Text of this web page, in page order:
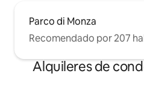
Parco di Monza
Recomendado por 207
Alquileres de